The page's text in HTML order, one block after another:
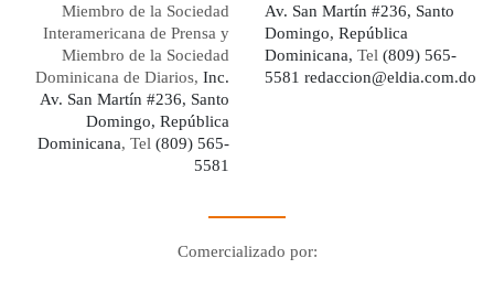
Miembro de la Sociedad
Interamericana de Prensa y
Miembro de la Sociedad
Dominicana de Diarios, Inc.
Av. San Martín #236, Santo
Domingo, República
Dominicana, Tel (809) 565-
5581
Av. San Martín #236, Santo
Domingo, República
Dominicana, Tel (809) 565-
5581 redaccion@eldia.com.do
Comercializado por: